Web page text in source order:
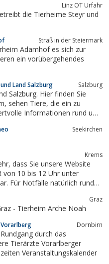
Linz OT Urfahr
die Tierheime Steyr und
Straß in der Steiermark
Adamhof es sich zur
Land Salzburg Salzburg
Salzburg. Hier finden Sie
Informationen rund um
Seekirchen
Krems
von 10 bis 12 Uhr unter
Für Notfälle natürlich rund
NACH
Graz
- Tierheim Arche Noah
Dornbirn
durch das
Tierärzte Vorarlberger
Veranstaltungskalender